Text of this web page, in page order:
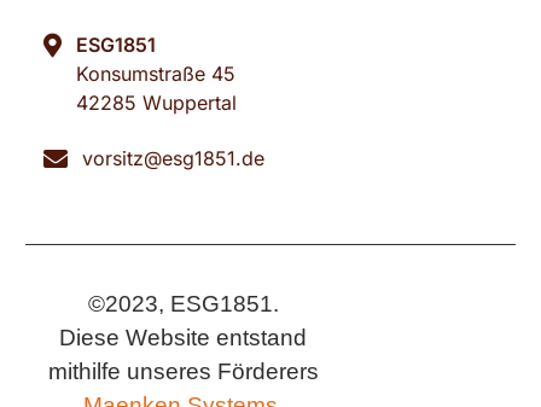
ESG1851
Konsumstraße 45
42285 Wuppertal
vorsitz@esg1851.de
©2023, ESG1851.
Diese Website entstand
mithilfe unseres Förderers